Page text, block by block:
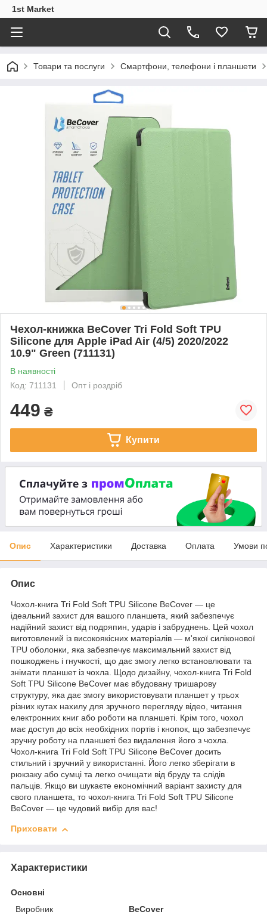
1st Market
Товари та послуги Смартфони, телефони і планшети
Чeхол-книжка BeCover Tri Fold Soft TPU
Silicone для Apple iPad Air (4/5) 2020/2022
10.9" Green (711131)
В наявності
Код: 711131
Опт і роздріб
449 ₴
Купити
Опис Характеристики Доставка Оплата Умови
Опис
Чохол-книга Tri Fold Soft TPU Silicone BeCover — це
ідеальний захист для вашого планшета, який забезпечує
надійний захист від подряпин, ударів і забруднень. Цей чохол
виготовлений із високоякісних матеріалів — м'якої силіконової
TPU оболонки, яка забезпечує максимальний захист від
пошкоджень і гнучкості, що дає змогу легко встановлювати та
знімати планшет із чохла. Щодо дизайну, чохол-книга Tri Fold
Soft TPU Silicone BeCover має вбудовану тришарову
структуру, яка дає змогу використовувати планшет у трьох
різних кутах нахилу для зручного перегляду відео, читання
електронних книг або роботи на планшеті. Крім того, чохол
має доступ до всіх необхідних портів і кнопок, що забезпечує
зручну роботу на планшеті без видалення його з чохла.
Чохол-книга Tri Fold Soft TPU Silicone BeCover досить
стильний і зручний у використанні. Його легко зберігати в
рюкзаку або сумці та легко очищати від бруду та слідів
пальців. Якщо ви шукаєте економічний варіант захисту для
свого планшета, то чохол-книга Tri Fold Soft TPU Silicone
BeCover — це чудовий вибір для вас!
Приховати
Характеристики
Основні
Виробник
BeCover